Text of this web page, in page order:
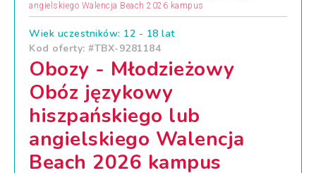
angielskiego Walencja Beach 2026 kampus
Wiek uczestników: 12 - 18 lat
Kod oferty: #TBX-9281184
Obozy - Młodzieżowy
Obóz językowy
hiszpańskiego lub
angielskiego Walencja
Beach 2026 kampus